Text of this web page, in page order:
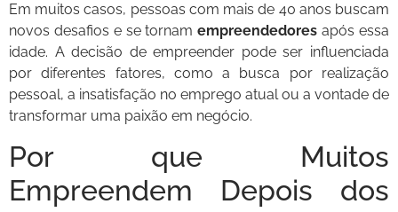
Em muitos casos, pessoas com mais de 40 anos buscam
novos desafios e se tornamempreendedores após essa
idade. A decisão de empreender pode ser influenciada
por diferentes fatores, como a busca por realização
pessoal, a insatisfação no emprego atual ou a vontade de
transformar uma paixão em negócio.
Por que Muitos
Empreendem Depois dos